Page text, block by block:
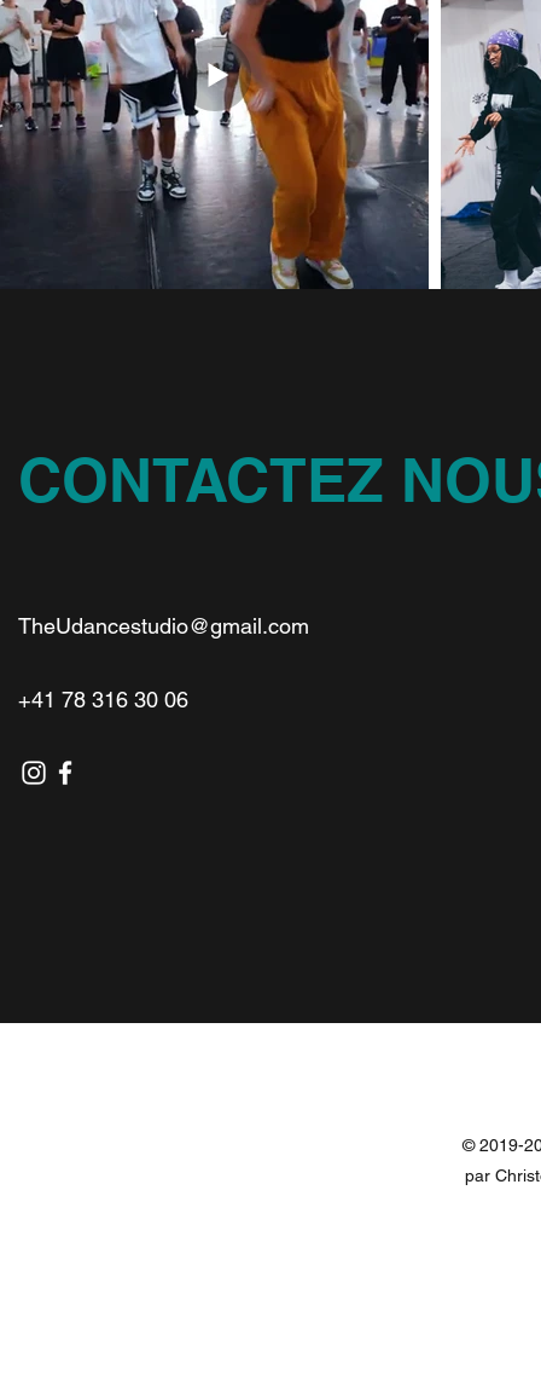
CONTACTEZ
TheUdancestudio@gmail.com
+41 78 316 30 06
© 2019-
par